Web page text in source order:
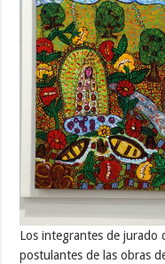
Los integrantes de jurado
postulantes de las obras